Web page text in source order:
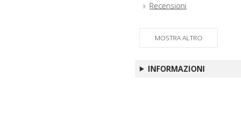
Recensioni
Abbreviazioni
MOSTRA ALTRO
INFORMAZIONI